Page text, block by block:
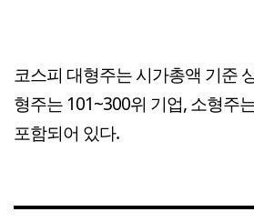
코스피 대형주는 시가총액 기준
형주는 101~300위 기업, 소형주
포함되어 있다.